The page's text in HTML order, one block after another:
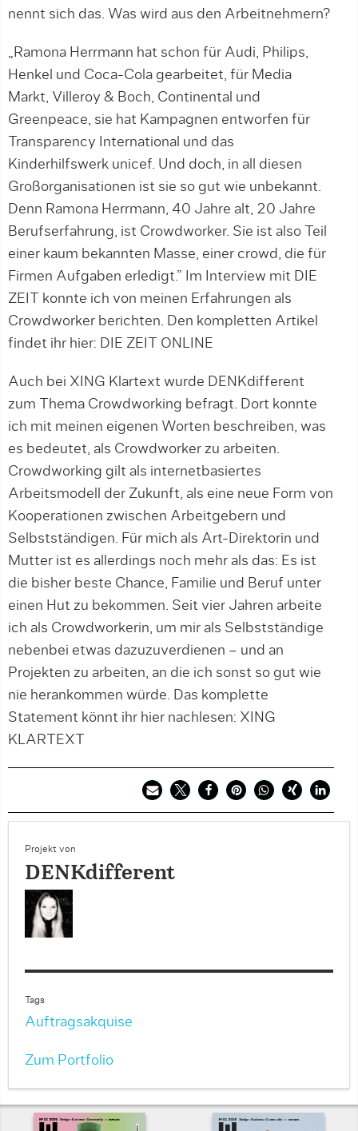
nennt sich das. Was wird aus den Arbeitnehmern?
„Ramona Herrmann hat schon für Audi, Philips,
Henkel und Coca-Cola gearbeitet, für Media
Markt, Villeroy & Boch, Continental und
Greenpeace, sie hat Kampagnen entworfen für
Transparency International und das
Kinderhilfswerk unicef. Und doch, in all diesen
Großorganisationen ist sie so gut wie unbekannt.
Denn Ramona Herrmann, 40 Jahre alt, 20 Jahre
Berufserfahrung, ist Crowdworker. Sie ist also Teil
einer kaum bekannten Masse, einer crowd, die für
Firmen Aufgaben erledigt.” Im Interview mit DIE
ZEIT konnte ich von meinen Erfahrungen als
Crowdworker berichten. Den kompletten Artikel
findet ihr hier: DIE ZEIT ONLINE
Auch bei XING Klartext wurde DENKdifferent
zum Thema Crowdworking befragt. Dort konnte
ich mit meinen eigenen Worten beschreiben, was
es bedeutet, als Crowdworker zu arbeiten.
Crowdworking gilt als internetbasiertes
Arbeitsmodell der Zukunft, als eine neue Form von
Kooperationen zwischen Arbeitgebern und
Selbstständigen. Für mich als Art-Direktorin und
Mutter ist es allerdings noch mehr als das: Es ist
die bisher beste Chance, Familie und Beruf unter
einen Hut zu bekommen. Seit vier Jahren arbeite
ich als Crowdworkerin, um mir als Selbstständige
nebenbei etwas dazuzuverdienen – und an
Projekten zu arbeiten, an die ich sonst so gut wie
nie herankommen würde. Das komplette
Statement könnt ihr hier nachlesen: XING
KLARTEXT
Projekt von
DENKdifferent
Tags
Auftragsakquise
Zum Portfolio